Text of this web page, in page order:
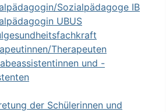
Sozialpädagoge IB
UBUS
Therapeuten
und -
der Schülerinnen und